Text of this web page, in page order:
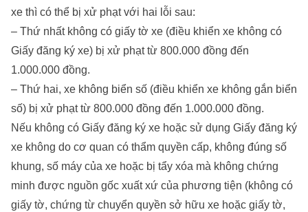
xe thì có thể bị xử phạt với hai lỗi sau:
– Thứ nhất không có giấy tờ xe (điều khiển xe không có
Giấy đăng ký xe) bị xử phạt từ 800.000 đồng đến
1.000.000 đồng.
– Thứ hai, xe không biển số (điều khiển xe không gắn biển
số) bị xử phạt từ 800.000 đồng đến 1.000.000 đồng.
Nếu không có Giấy đăng ký xe hoặc sử dụng Giấy đăng ký
xe không do cơ quan có thẩm quyền cấp, không đúng số
khung, số máy của xe hoặc bị tẩy xóa mà không chứng
minh được nguồn gốc xuất xứ của phương tiện (không có
giấy tờ, chứng từ chuyển quyền sở hữu xe hoặc giấy tờ,